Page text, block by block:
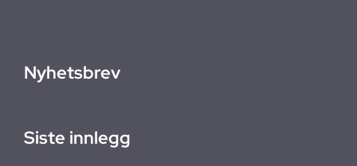
Nyhetsbrev
Siste innlegg